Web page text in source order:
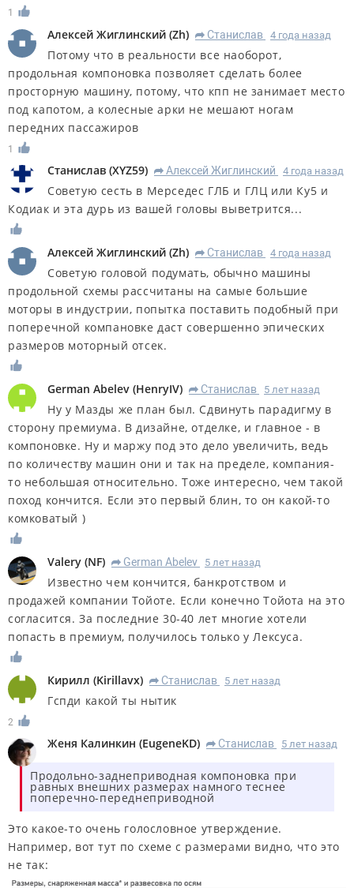
1
Алексей Жиглинский (Zh) R Станислав 4 года назад
Потому что в реальности все наоборот,
продольная компоновка позволяет сделать более
просторную машину, потому, что кпп не занимает место
под капотом, а колесные арки не мешают ногам
передних пассажиров
1
Станислав (XYZ59) R Алексей Жиглинский 4 года назад
Советую сесть в Мерседес ГЛБ и ГЛЦ или Ку5 и
Кодиак и эта дурь из вашей головы выветрится...
Алексей Жиглинский (Zh) R Станислав 4 года назад
Советую головой подумать, обычно машины
продольной схемы рассчитаны на самые большие
моторы в индустрии, попытка поставить подобный при
поперечной компановке даст совершенно эпических
размеров моторный отсек.
German Abelev (HenryIV) R Станислав 5 лет назад
Ну у Мазды же план был. Сдвинуть парадигму в
сторону премиума. В дизайне, отделке, и главное - в
компоновке. Ну и маржу под это дело увеличить, ведь
по количеству машин они и так на пределе, компания-
то небольшая относительно. Тоже интересно, чем такой
поход кончится. Если это первый блин, то он какой-то
комковатый )
Valery (NF) R German Abelev 5 лет назад
Известно чем кончится, банкротством и
продажей компании Тойоте. Если конечно Тойота на это
согласится. За последние 30-40 лет многие хотели
попасть в премиум, получилось только у Лексуса.
Кирилл (Kirillavx) R Станислав 5 лет назад
Гспди какой ты нытик
2
Женя Калинкин (EugeneKD) R Станислав 5 лет назад
Продольно-заднеприводная компоновка при
равных внешних размерах намного теснее
поперечно-переднеприводной
Это какое-то очень голословное утверждение.
Например, вот тут по схеме с размерами видно, что это
не так: